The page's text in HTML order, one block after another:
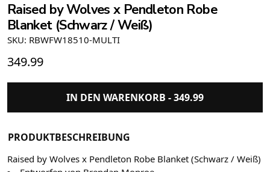
Raised by Wolves x Pendleton Robe
Blanket (Schwarz / Weiß)
SKU: RBWFW18510-MULTI
349.99
IN DEN WARENKORB -349.99
PRODUKTBESCHREIBUNG
Raised by Wolves x Pendleton Robe Blanket (Schwarz / Weiß)